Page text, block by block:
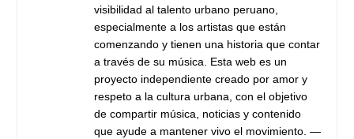
visibilidad al talento urbano peruano,
especialmente a los artistas que están
comenzando y tienen una historia que contar
a través de su música. Esta web es un
proyecto independiente creado por amor y
respeto a la cultura urbana, con el objetivo
de compartir música, noticias y contenido
que ayude a mantener vivo el movimiento. —